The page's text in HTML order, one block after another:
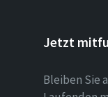
Jetzt
Bleiben Sie